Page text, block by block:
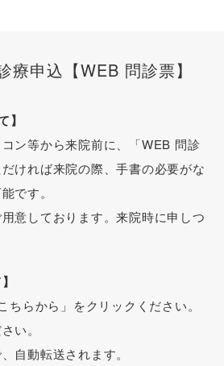
療申込【WEB 問診票】
】
ン等から来院前に、「WEB 問診
ければ来院の際、手書の必要がな
です。
意しております。来院時に申しつ
ちらから」をクリックください。
い。
自動転送されます。